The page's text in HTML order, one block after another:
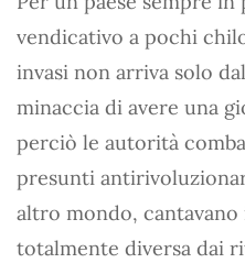
vendicativo a pochi
invasi non arriva solo
minaccia di avere una
perciò le autorità
presunti
altro mondo, cantavano
totalmente diversa dai